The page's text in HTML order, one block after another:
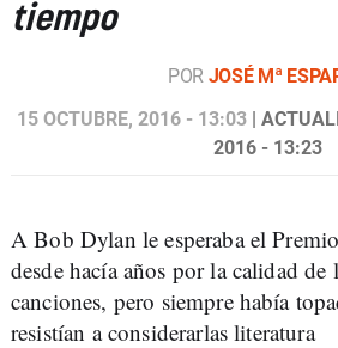
tiempo
POR JOSÉ Mª
15 OCTUBRE, 2016 - 13:03 |
2016 - 13:23
A Bob Dylan le esperaba el
desde hacía años por la calidad de
canciones, pero siempre había
resistían a considerarlas literatura